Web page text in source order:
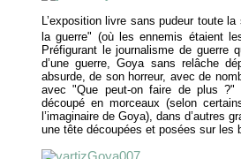
L’exposition livre sans pudeur toute
la guerre" (où les ennemis étaient
Préfigurant le journalisme de guerre
d’une guerre, Goya sans relâche
absurde, de son horreur, avec de
avec "Que peut-on faire de plus ?"
découpé en morceaux (selon
l’imaginaire de Goya), dans d’autres
une tête découpées et posées sur les